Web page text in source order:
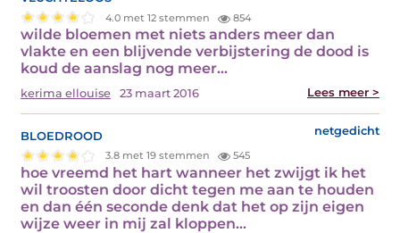
4.0 met 12 stemmen 854
wilde bloemen met niets anders meer dan
vlakte en een blijvende verbijstering de dood is
koud de aanslag nog meer…
kerima ellouise 23 maart 2016 Lees meer >
bloedrood netgedicht
3.8 met 19 stemmen 545
hoe vreemd het hart wanneer het zwijgt ik het
wil troosten door dicht tegen me aan te houden
en dan één seconde denk dat het op zijn eigen
wijze weer in mij zal kloppen…